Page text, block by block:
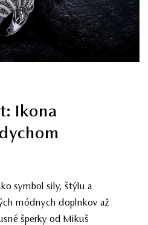
Ikona
symbol sily, štýlu a
módnych doplnkov až
šperky od Mikuš